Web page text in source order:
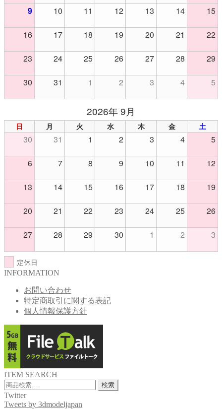
9 10 11 12 13 14 15
16 17 18 19 20 21 22
23 24 25 26 27 28 29
30 31 1 2 3 4 5
2026年 9月
日 月 火 水 木 金 土
30 31 1 2 3 4 5
6 7 8 9 10 11 12
13 14 15 16 17 18 19
20 21 22 23 24 25 26
27 28 29 30 1 2 3
定休日
INFORMATION
お問い合わせ
特定商取引に関する表記
個人情報保護方針
ITEM SEARCH
検
索
対
検索
Twitter
Tweets by 3dmodeljapan